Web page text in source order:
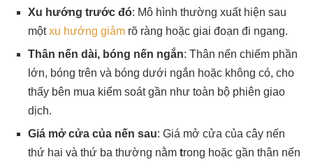
Xu hướng trước đó: Mô hình thường xuất hiện sau
mộtxu hướng giảm rõ ràng hoặc giai đoạn đi ngang.
Thân nến dài, bóng nến ngắn: Thân nến chiếm phần
lớn, bóng trên và bóng dưới ngắn hoặc không có, cho
thấy bên mua kiểm soát gần như toàn bộ phiên giao
dịch.
Giá mở cửa của nến sau: Giá mở cửa của cây nến
thứ hai và thứ ba thường nằm trong hoặc gần thân nến